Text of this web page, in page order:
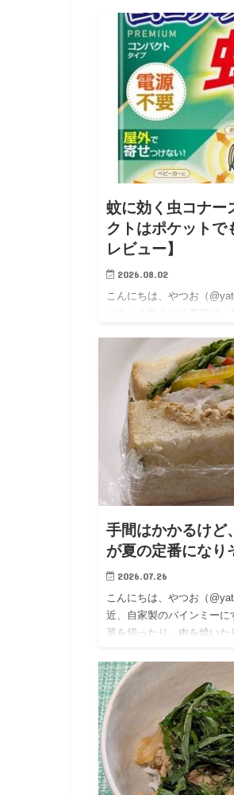
蚊に効く虫コナー
クトはポケットで
レビュー】
2026.08.02
こんにちは、やつお（
したが、手軽さを重視し
ナーズ …
手間はかかるけど
が夏の定番になり
2026.07.26
こんにちは、やつお（
近、自家製のバインミー
菜を切ったり、肉を焼い
さがある…